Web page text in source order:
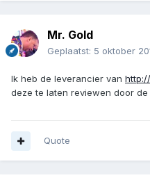
Mr. Gold
Geplaatst: 5 oktober
Ik heb de leverancier van
deze te laten reviewen door
Quote